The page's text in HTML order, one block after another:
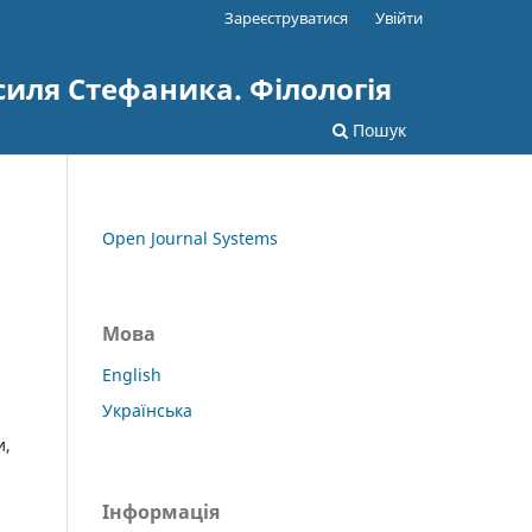
Стефаника. Філологія
Пошук
Зареєструватися Увійти
Open Journal Systems
Мова
English
Українська
Інформація